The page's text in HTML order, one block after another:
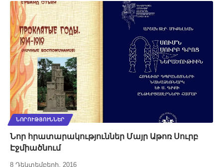
ՆՈՐՈՒԹՅՈՒՆՆԵՐ
Նոր հրատարակություններ Մայր Աթոռ Սուրբ
Էջմիածնում
8 Դեկտեմբերի, 2016